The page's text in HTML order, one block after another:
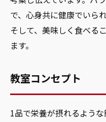
で、心身共に健康でいら
そして、美味しく食べる
ます。
教室コンセプト
1品で栄養が摂れるよう